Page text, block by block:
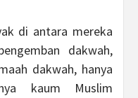
di antara mereka
dakwah,
dakwah, hanya
kaum Muslim